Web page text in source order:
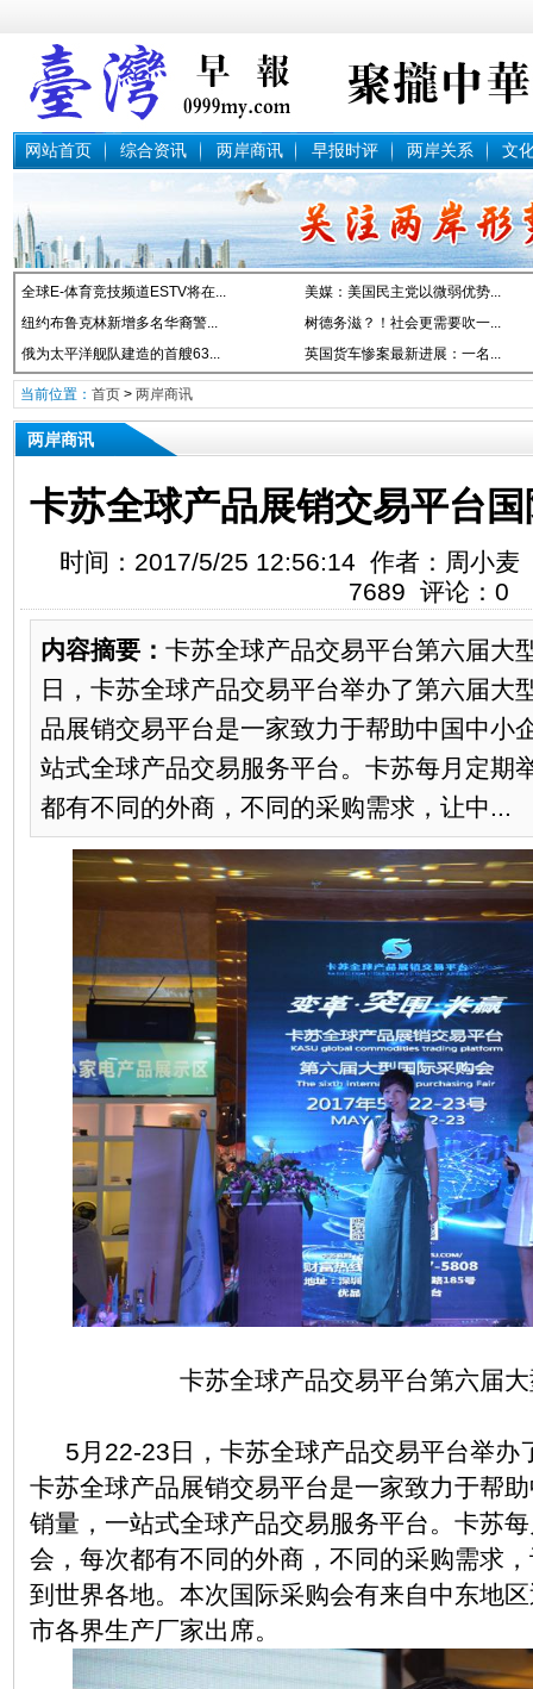
网站首页 综合资讯 两岸商讯 早报时评 两岸关系 文
全球E-体育竞技频道ESTV将在...
美媒：美国民主党以微弱优势...
纽约布鲁克林新增多名华裔警...
树德务滋？！社会更需要吹一...
俄为太平洋舰队建造的首艘63...
英国货车惨案最新进展：一名...
当前位置： 首页> 两岸商讯
两岸商讯
卡苏全球产品展销交易平台
时间：2017/5/25 12:56:14 作者：周小
7689 评论： 0
内容摘要： 卡苏全球产品交易平台第六届大
日，卡苏全球产品交易平台举办了第六届大
品展销交易平台是一家致力于帮助中国中小
站式全球产品交易服务平台。卡苏每月定期
都有不同的外商，不同的采购需求，让中...
卡苏全球产品交易平台第六届
5月22-23日，卡苏全球产品交易平台举办
卡苏全球产品展销交易平台是一家致力于帮
销量，一站式全球产品交易服务平台。卡苏
会，每次都有不同的外商，不同的采购需求
到世界各地。本次国际采购会有来自中东地
市各界生产厂家出席。